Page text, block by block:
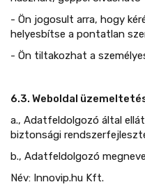
- Ön jogosult arra, hogy
helyesbítse a pontatlan
- Ön tiltakozhat a
6.3. Weboldal
a., Adatfeldolgozó által
biztonsági
b., Adatfeldolgozó
Név: Innovip.hu Kft.